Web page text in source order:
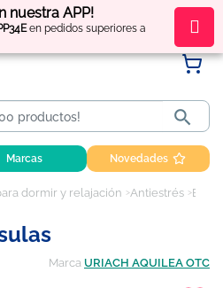
nuestra APP!
en pedidos superiores a
puntos por tus compras

Marcas Novedades
dormir y relajación Antiestrés
Marca URIACH AQUILEA OTC